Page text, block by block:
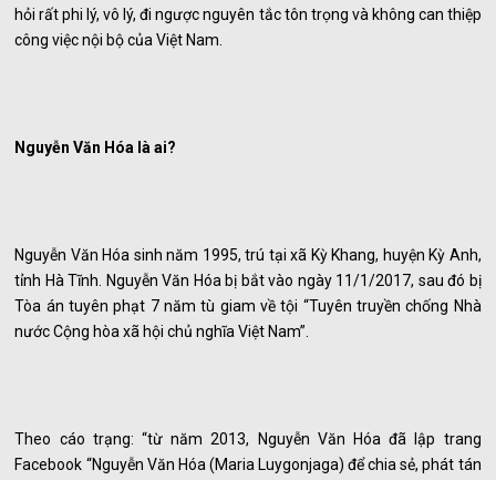
hỏi rất phi lý, vô lý, đi ngược nguyên tắc tôn trọng và không can thiệp
công việc nội bộ của Việt Nam.
Nguyễn Văn Hóa là ai?
Nguyễn Văn Hóa sinh năm 1995, trú tại xã Kỳ Khang, huyện Kỳ Anh,
tỉnh Hà Tĩnh. Nguyễn Văn Hóa bị bắt vào ngày 11/1/2017, sau đó bị
Tòa án tuyên phạt 7 năm tù giam về tội “Tuyên truyền chống Nhà
nước Cộng hòa xã hội chủ nghĩa Việt Nam”.
Theo cáo trạng: “từ năm 2013, Nguyễn Văn Hóa đã lập trang
Facebook “Nguyễn Văn Hóa (Maria Luygonjaga) để chia sẻ, phát tán